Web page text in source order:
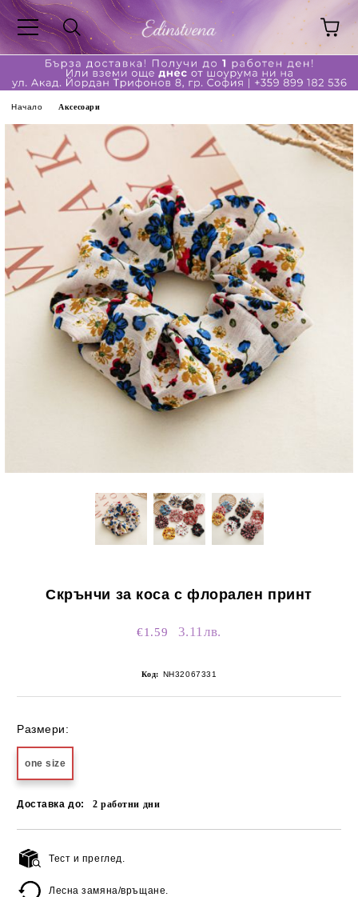
Начало Аксесоари
Скрънчи за коса с флорален принт
€1.59 3.11лв.
Код: NH32067331
Размери:
one size
Доставка до: 2работни дни
Тест и преглед.
Лесна замяна/връщане.